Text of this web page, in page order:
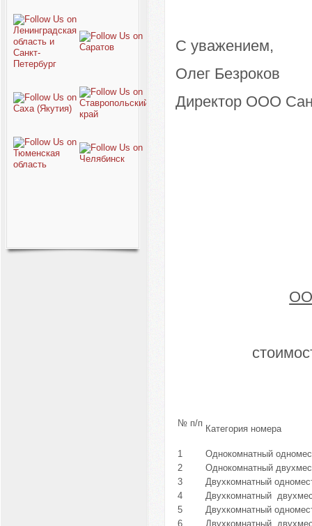
С уважением,
Олег Безроков
Директор ООО
№ п/п
Категория номера
1
Однокомнатный
2
Однокомнатный
3
Двухкомнатный
4
Двухкомнатный
5
Двухкомнатный
6
Двухкомнатный